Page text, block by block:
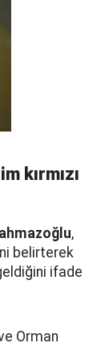
kırmızı
,
belirterek
ifade
Orman